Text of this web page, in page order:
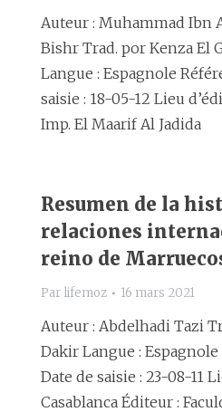
Auteur : Muhammad Ibn
Bishr Trad. por Kenza El
Langue : Espagnole
saisie : 18-05-12 Lieu
Imp. El Maarif Al Jadida
Resumen de la
relaciones
reino de
Par lifemoz 16 mars 2021
Auteur : Abdelhadi Tazi
Dakir Langue : Espagnole
Date de saisie : 23-08-11
Casablanca Éditeur :